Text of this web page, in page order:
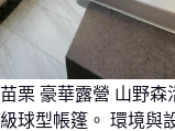
苗栗 豪華露營 山野森
級球型帳篷。 環境與